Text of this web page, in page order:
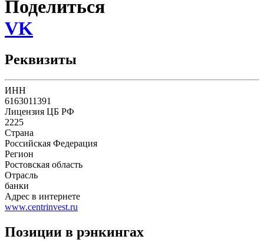
Поделиться
VK
Реквизиты
ИНН
6163011391
Лицензия ЦБ РФ
2225
Страна
Российская Федерация
Регион
Ростовская область
Отрасль
банки
Адрес в интернете
www.centrinvest.ru
Позиции в рэнкингах